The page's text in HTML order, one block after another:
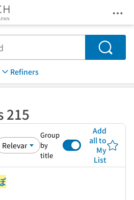
Search
Refiners
215
Group
by
title
Add
all to
My
List